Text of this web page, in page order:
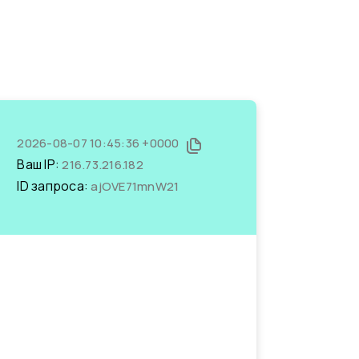
2026-08-07 10:45:36 +0000
Ваш IP:216.73.216.182
ID запроса:ajOVE71mnW21